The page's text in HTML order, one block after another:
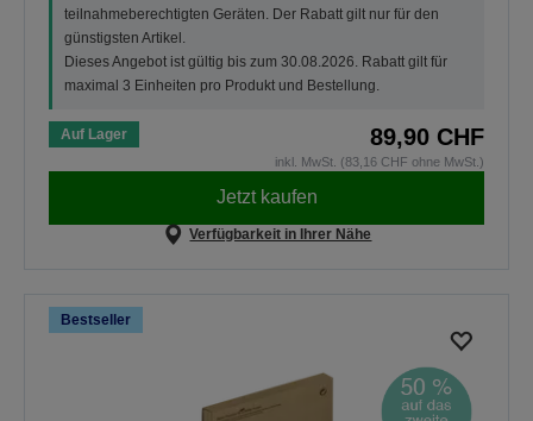
teilnahmeberechtigten Geräten. Der Rabatt gilt nur für den
günstigsten Artikel.
Dieses Angebot ist gültig bis zum 30.08.2026. Rabatt gilt für
maximal 3 Einheiten pro Produkt und Bestellung.
Auf Lager 89,90 CHF
inkl. MwSt. (83,16 CHF ohne MwSt.)
Jetzt kaufen
Verfügbarkeit in Ihrer Nähe
Bestseller